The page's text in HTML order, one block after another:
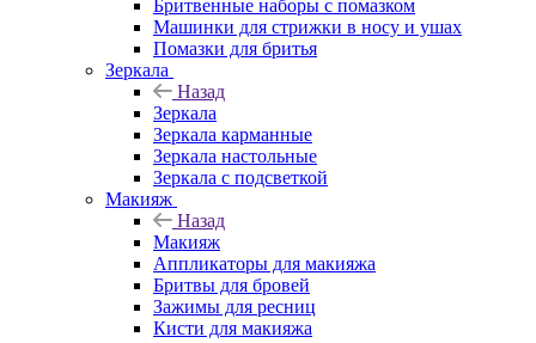
Бритвенные наборы с помазком
Машинки для стрижки в носу и ушах
Помазки для бритья
Зеркала
Назад
Зеркала
Зеркала карманные
Зеркала настольные
Зеркала с подсветкой
Макияж
Назад
Макияж
Аппликаторы для макияжа
Бритвы для бровей
Зажимы для ресниц
Кисти для макияжа